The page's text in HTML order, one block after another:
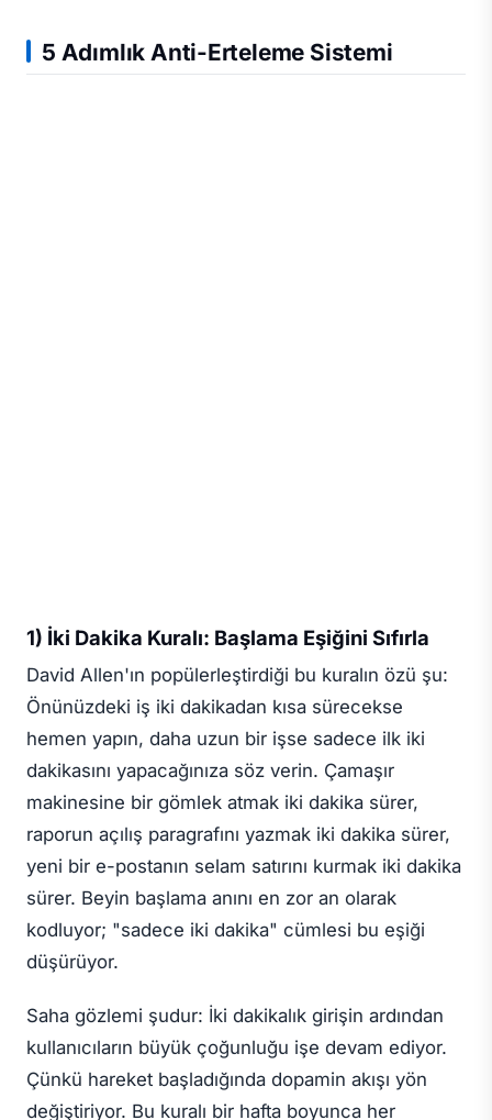
5 Adımlık Anti-Erteleme Sistemi
1) İki Dakika Kuralı: Başlama Eşiğini Sıfırla
David Allen'ın popülerleştirdiği bu kuralın özü şu:
Önünüzdeki iş iki dakikadan kısa sürecekse
hemen yapın, daha uzun bir işse sadece ilk iki
dakikasını yapacağınıza söz verin. Çamaşır
makinesine bir gömlek atmak iki dakika sürer,
raporun açılış paragrafını yazmak iki dakika sürer,
yeni bir e-postanın selam satırını kurmak iki dakika
sürer. Beyin başlama anını en zor an olarak
kodluyor; "sadece iki dakika" cümlesi bu eşiği
düşürüyor.
Saha gözlemi şudur: İki dakikalık girişin ardından
kullanıcıların büyük çoğunluğu işe devam ediyor.
Çünkü hareket başladığında dopamin akışı yön
değiştiriyor. Bu kuralı bir hafta boyunca her